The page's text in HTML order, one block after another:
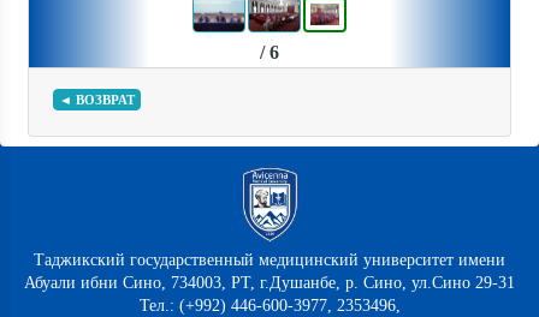
/ 6
◄ ВОЗВРАТ
Таджикский государственный медицинский университет имени
Абуали ибни Сино, 734003, РТ, г.Душанбе, р. Сино, ул.Сино 29-31
Тел.: (+992) 446-600-3977, 2353496,